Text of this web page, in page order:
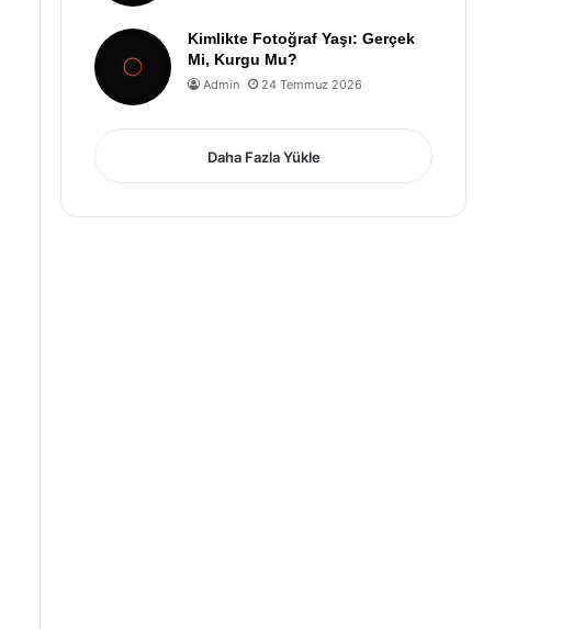
Kimlikte Fotoğraf Yaşı: Gerçek
Mi, Kurgu Mu?
Admin 24 Temmuz 2026
Daha Fazla Yükle